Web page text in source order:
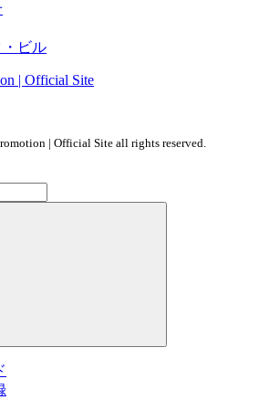
ビル
| Official Site all rights reserved.